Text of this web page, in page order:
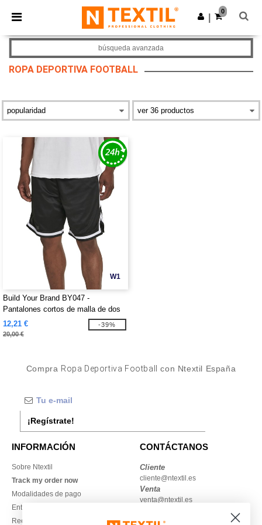
× App de Ntextil
¡Mejores precios en app!
Descargar app
0
ROPA DEPORTIVA FOOTBALL
búsqueda avanzada
W1
Build Your Brand BY047 -
Pantalones cortos de malla de dos
tonos BY047
12,21 €
20,00 €
-39%
Compra Ropa Deportiva Football con Ntextil España
¡Regístrate!
INFORMACIÓN
Sobre Ntextil
Track my order now
Modalidades de pago
Entrega
Reembolsos / devoluciones
CONTÁCTANOS
Cliente
cliente@ntextil.es
Venta
venta@ntextil.es